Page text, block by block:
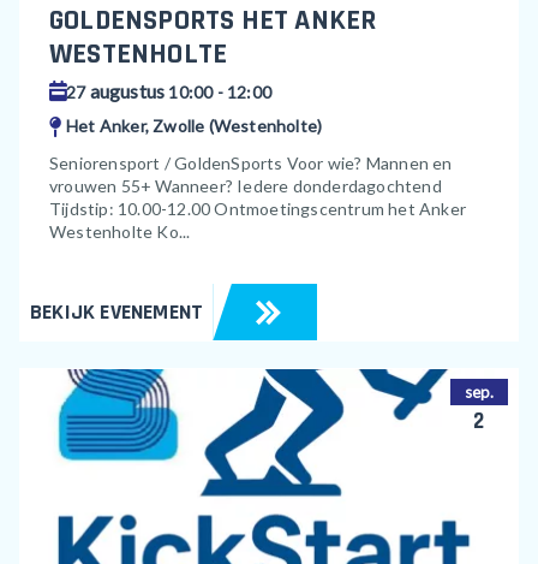
GOLDENSPORTS HET ANKER
WESTENHOLTE
27augustus 10:00 - 12:00
Het Anker, Zwolle (Westenholte)
Seniorensport / GoldenSports Voor wie? Mannen en
vrouwen 55+ Wanneer? Iedere donderdagochtend
Tijdstip: 10.00-12.00 Ontmoetingscentrum het Anker
Westenholte Ko...
BEKIJK EVENEMENT
sep.
2